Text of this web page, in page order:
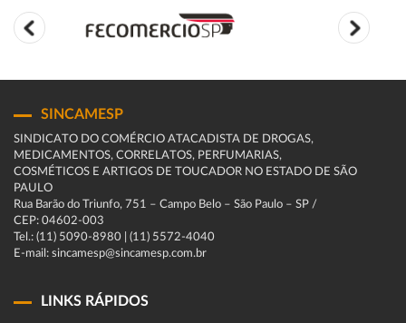
SINCAMESP
SINDICATO DO COMÉRCIO ATACADISTA DE DROGAS,
MEDICAMENTOS, CORRELATOS, PERFUMARIAS,
COSMÉTICOS E ARTIGOS DE TOUCADOR NO ESTADO DE SÃO
PAULO
Rua Barão do Triunfo, 751 – Campo Belo – São Paulo – SP /
CEP: 04602-003
Tel.: (11) 5090-8980 | (11) 5572-4040
E-mail: sincamesp@sincamesp.com.br
LINKS RÁPIDOS